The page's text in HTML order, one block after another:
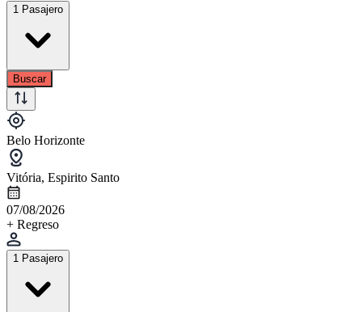
1 Pasajero
Buscar
Belo Horizonte
Vitória, Espirito Santo
07/08/2026
+ Regreso
1 Pasajero